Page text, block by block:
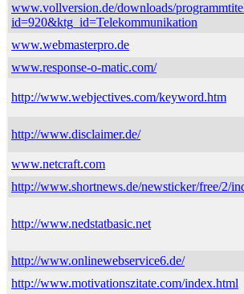
www.vollversion.de/downloads/
id=920&ktg_id=Telekommunikation
www.webmasterpro.de
www.response-o-matic.com/
http://www.webjectives.com/keyword.htm
http://www.disclaimer.de/
www.netcraft.com
http://www.shortnews.de/newsticker/free/2/
http://www.nedstatbasic.net
http://www.onlinewebservice6.de/
http://www.motivationszitate.com/index.html